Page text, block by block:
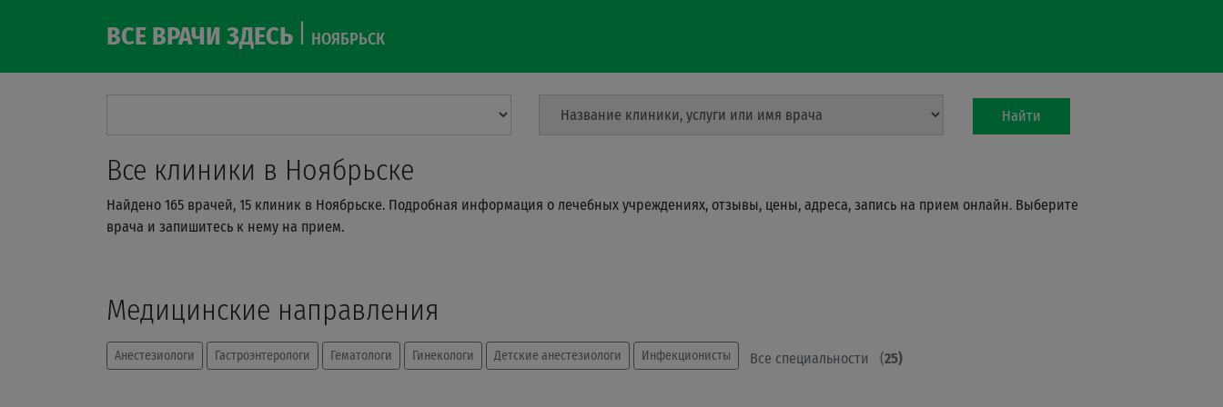
ВСЕ ВРАЧИ ЗДЕСЬ НОЯБРЬСК
Найти
Все клиники в Ноябрьске
Найдено 165 врачей, 15 клиник в Ноябрьске. Подробная информация о лечебных учреждениях, отзывы, цены, адреса, запись на прием онлайн. Выберите
врача и запишитесь к нему на прием.
Медицинские направления
Анестезиологи Гастроэнтерологи Гематологи Гинекологи Детские анестезиологи Инфекционисты Все специальности (25)